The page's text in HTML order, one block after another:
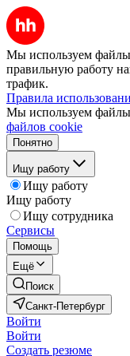
Мы используем файлы
правильную работу
трафик.
Правила
Мы используем
файлов cookie
Понятно
Ищу работу
Ищу работу
Ищу работу
Ищу сотрудника
Сервисы
Помощь
Ещё
Поиск
Санкт-Петербург
Войти
Войти
Создать резюме